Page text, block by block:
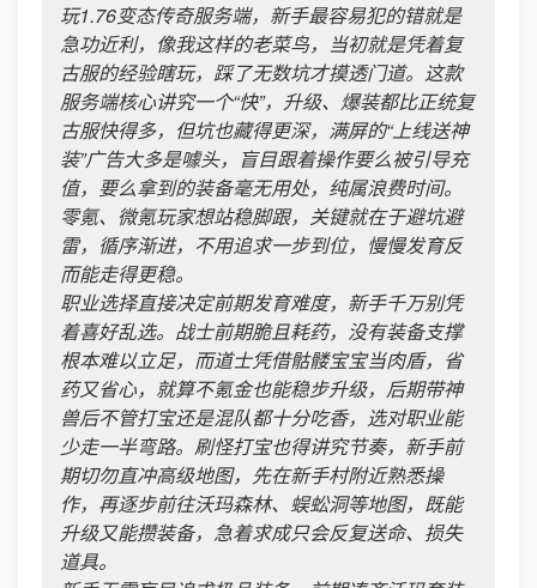
玩1.76变态传奇服务端，新手最容易犯的错就是
急功近利，像我这样的老菜鸟，当初就是凭着复
古服的经验瞎玩，踩了无数坑才摸透门道。这款
服务端核心讲究一个“快”，升级、爆装都比正统复
古服快得多，但坑也藏得更深，满屏的“上线送神
装”广告大多是噱头，盲目跟着操作要么被引导充
值，要么拿到的装备毫无用处，纯属浪费时间。
零氪、微氪玩家想站稳脚跟，关键就在于避坑避
雷，循序渐进，不用追求一步到位，慢慢发育反
而能走得更稳。
职业选择直接决定前期发育难度，新手千万别凭
着喜好乱选。战士前期脆且耗药，没有装备支撑
根本难以立足，而道士凭借骷髅宝宝当肉盾，省
药又省心，就算不氪金也能稳步升级，后期带神
兽后不管打宝还是混队都十分吃香，选对职业能
少走一半弯路。刷怪打宝也得讲究节奏，新手前
期切勿直冲高级地图，先在新手村附近熟悉操
作，再逐步前往沃玛森林、蜈蚣洞等地图，既能
升级又能攒装备，急着求成只会反复送命、损失
道具。